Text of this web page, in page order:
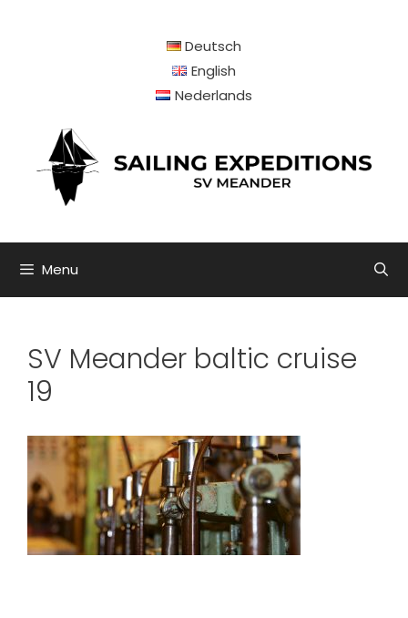
Deutsch
English
Nederlands
Menu
SV Meander baltic cruise
19